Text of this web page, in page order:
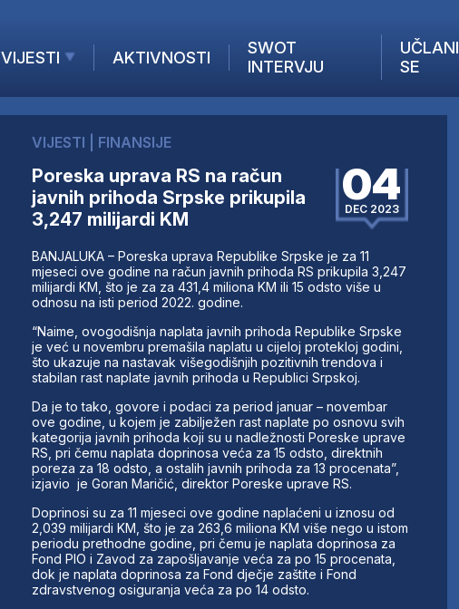
VIJESTI
AKTUELNO
KOMPANIJE
FINANSIJE
IZ STRANIH MEDIJA
AKTIVNOSTI
SWOT
INTERVJU
UČLANI
SE
VIJESTI FINANSIJE
Poreska uprava RS na račun
javnih prihoda Srpske prikupila
3,247 milijardi KM
04
DEC 2023
BANJALUKA – Poreska uprava Republike Srpske je za 11
mjeseci ove godine na račun javnih prihoda RS prikupila 3,247
milijardi KM, što je za za 431,4 miliona KM ili 15 odsto više u
odnosu na isti period 2022. godine.
“Naime, ovogodišnja naplata javnih prihoda Republike Srpske
je već u novembru premašila naplatu u cijeloj protekloj godini,
što ukazuje na nastavak višegodišnjih pozitivnih trendova i
stabilan rast naplate javnih prihoda u Republici Srpskoj.
Da je to tako, govore i podaci za period januar – novembar
ove godine, u kojem je zabilježen rast naplate po osnovu svih
kategorija javnih prihoda koji su u nadležnosti Poreske uprave
RS, pri čemu naplata doprinosa veća za 15 odsto, direktnih
poreza za 18 odsto, a ostalih javnih prihoda za 13 procenata”,
izjavio je Goran Maričić, direktor Poreske uprave RS.
Doprinosi su za 11 mjeseci ove godine naplaćeni u iznosu od
2,039 milijardi KM, što je za 263,6 miliona KM više nego u istom
periodu prethodne godine, pri čemu je naplata doprinosa za
Fond PIO i Zavod za zapošljavanje veća za po 15 procenata,
dok je naplata doprinosa za Fond dječje zaštite i Fond
zdravstvenog osiguranja veća za po 14 odsto.